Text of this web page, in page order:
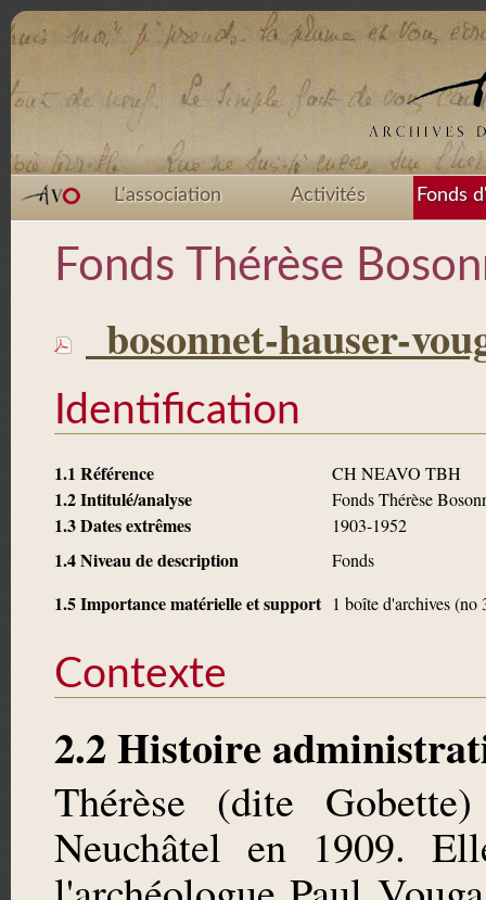
L'association Activités Fonds
Fonds Thérèse
_bosonnet-hauser-
Identification
1.1 Référence CH NEAVO TBH
1.2 Intitulé/analyse Fonds Thérèse
1.3 Dates extrêmes 1903-1952
1.4 Niveau de description Fonds
1.5 Importance matérielle et support 1 boîte d'archives (no
Contexte
2.2 Histoire
Thérèse (dite
Neuchâtel en 1909.